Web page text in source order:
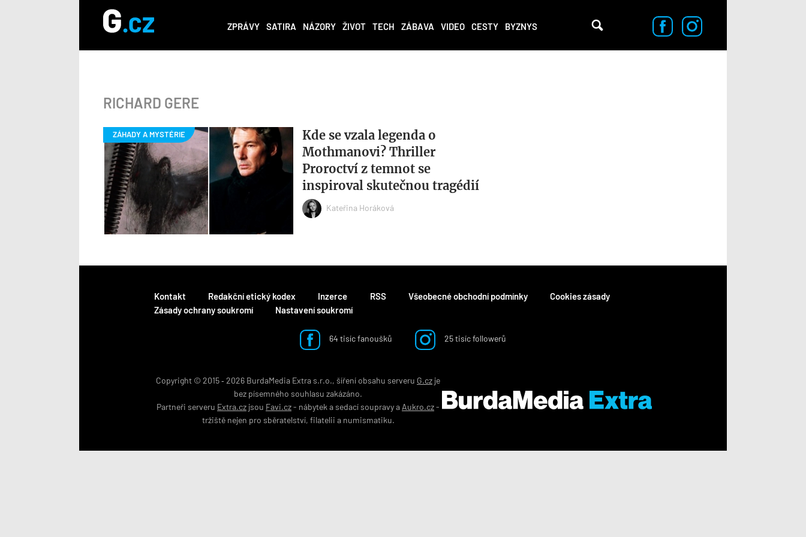
ZPRÁVY SATIRA NÁZORY ŽIVOT TECH ZÁBAVA VIDEO CESTY BYZNYS
RICHARD GERE
Kde se vzala legenda o
Mothmanovi? Thriller
Proroctví z temnot se
inspiroval skutečnou tragédií
Kateřina Horáková
Kontakt Redakční etický kodex Inzerce RSS Všeobecné obchodní podmínky
Cookies zásady
Zásady ochrany soukromí
Nastavení soukromí
64 tisíc fanoušků 25 tisíc followerů
Copyright © 2015 ‐ 2026 BurdaMedia Extra s.r.o., šíření obsahu serveru G.cz je
bez písemného souhlasu zakázáno.
Partneři serveru Extra.cz jsou Favi.cz- nábytek a sedací soupravya Aukro.cz-
tržiště nejen pro sběratelství, filatelii a numismatiku.